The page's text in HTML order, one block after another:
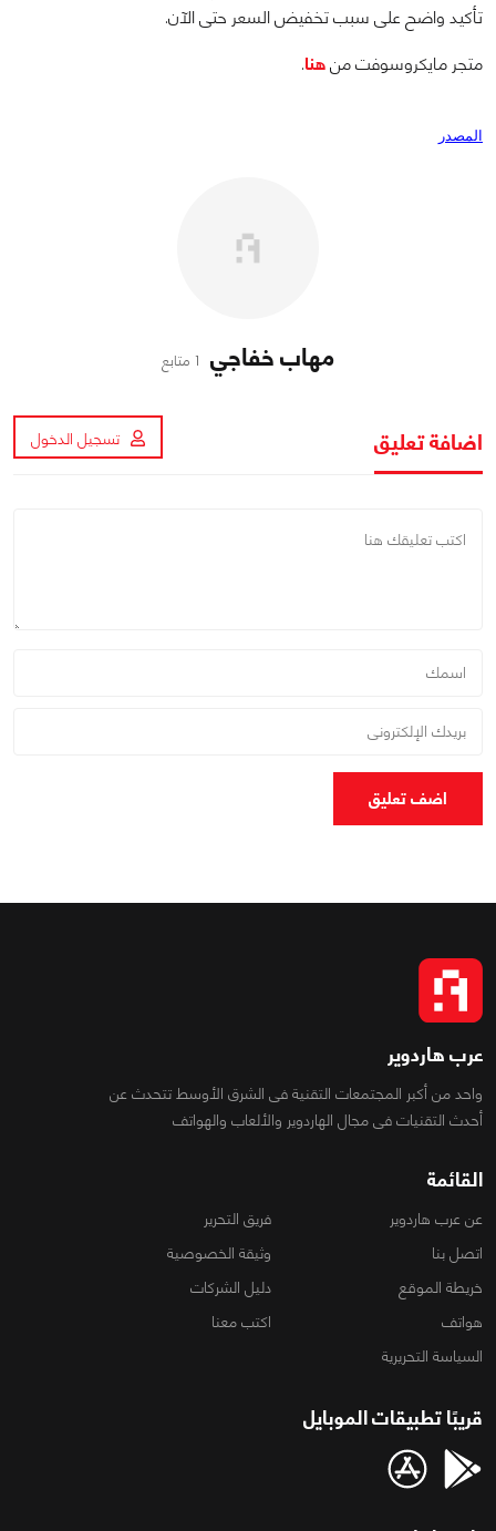
تأكيد واضح على سبب تخفيض السعر حتى الآن.
متجر مايكروسوفت منهنا.
المصدر
مهاب خفاجي 1 متابع
اضافة تعليق تسجيل الدخول
اضف تعليق
عرب هاردوير
واحد من أكبر المجتمعات التقنية فى الشرق الأوسط تتحدث عن
أحدث التقنيات فى مجال الهاردوير والألعاب والهواتف
القائمة
عن عرب هاردوير
فريق التحرير
اتصل بنا
وثيقة الخصوصية
خريطة الموقع
دليل الشركات
هواتف
اكتب معنا
السياسة التحريرية
قريبًا تطبيقات الموبايل